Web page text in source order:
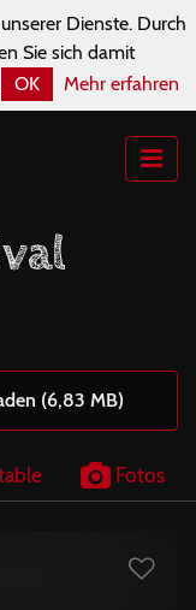
Dienste. Durch
Sie sich damit
OK Mehr erfahren
(6,83 MB)
Fotos